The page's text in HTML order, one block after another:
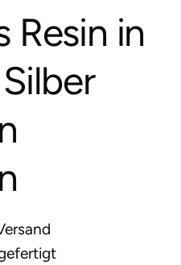
Resin in